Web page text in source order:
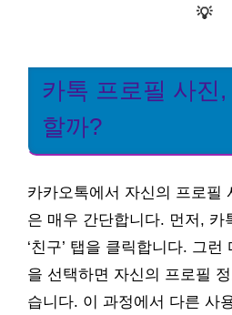
💡
카톡 프로필 사진
할까?
카카오톡에서 자신의 프로필
은 매우 간단합니다. 먼저, 카
‘친구’ 탭을 클릭합니다. 그
을 선택하면 자신의 프로필
습니다. 이 과정에서 다른 사